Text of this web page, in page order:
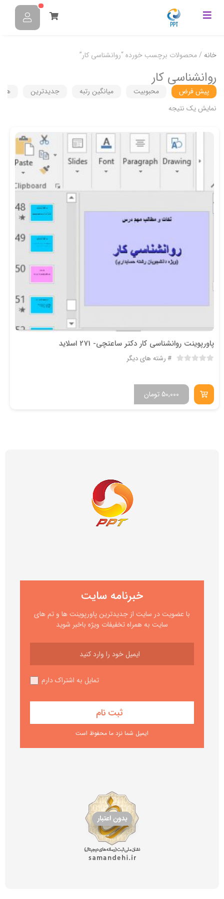
خانه / محصولات برچسب خورده “روانشناسي كار”
روانشناسي كار
پیش فرض محبوبیت میانگین رتبه جدیدترین
نمایش یک نتیجه
پاورپوینت روانشناسي كار دکتر ساعتچی- 271 اسلاید
رشته های دیگر
تومان 50,000
خبرنامه سایت
با عضویت در سایت از جدیدترین پاورپوینت ها و تم های
سایت به همراه تخفیفات ویژه باخبر شوید
تمایل به اشتراک دارم
ایمیل شما نزد ما محفوظ است